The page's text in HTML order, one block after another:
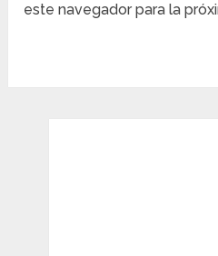
este navegador para la